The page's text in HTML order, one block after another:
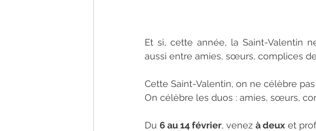
Et si, cette année, la Saint-Valentin
aussi entre amies, sœurs, complices
Cette Saint-Valentin, on ne célèbre
On célèbre les duos : amies, sœurs,
Du 6 au 14 février, venez à deux et